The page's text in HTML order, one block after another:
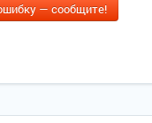
— сообщите!